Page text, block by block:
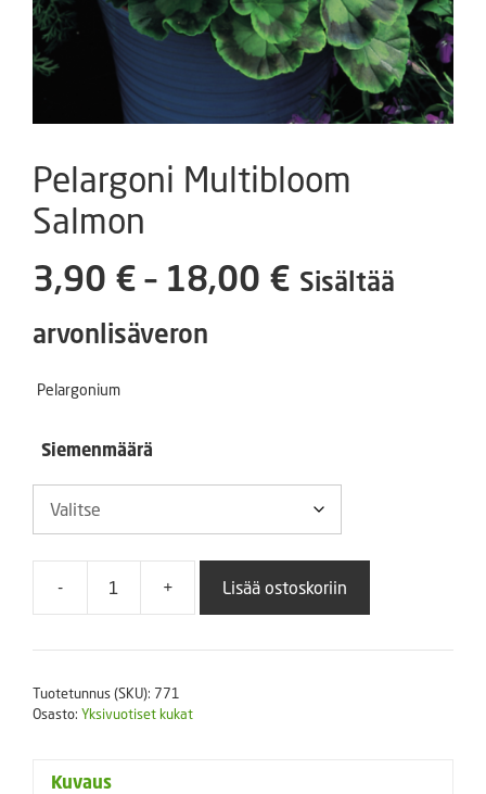
Pelargoni Multibloom
Salmon
3,90 € – 18,00 € Sisältää
arvonlisäveron
Pelargonium
Siemenmäärä
-
Pelargoni
Salmon
+ Lisää ostoskoriin
Tuotetunnus (SKU): 771
Osasto: Yksivuotiset kukat
Kuvaus